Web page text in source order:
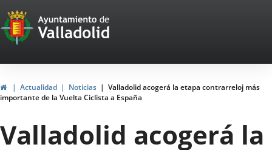
Portal
Web
del
Ayuntamiento
de
Valladolid
HomeActualidad Noticias
Valladolid acogerá la etapa contrarreloj más
importante de la Vuelta Ciclista a España
Valladolid acogerá la